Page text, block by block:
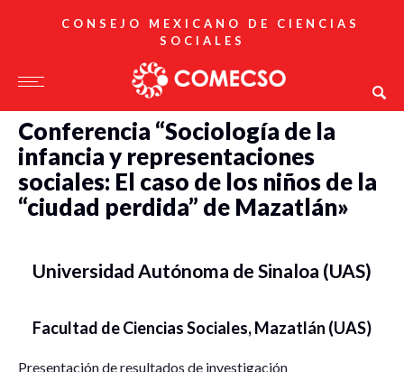
CONSEJO MEXICANO DE CIENCIAS
SOCIALES
Conferencia “Sociología de la
infancia y representaciones
sociales: El caso de los niños de la
“ciudad perdida” de Mazatlán»
Universidad Autónoma de Sinaloa (UAS)
Facultad de Ciencias Sociales, Mazatlán (UAS)
Presentación de resultados de investigación